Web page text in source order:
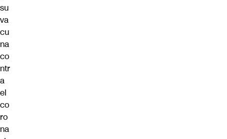
su
va
cu
na
co
ntr
a
el
co
ro
na